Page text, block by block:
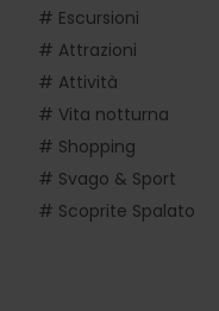
# Escursioni
# Attrazioni
# Attività
# Vita notturna
# Shopping
# Svago & Sport
# Scoprite Spalato